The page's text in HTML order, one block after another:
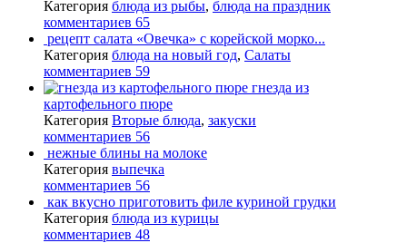
Категория блюда из рыбы, блюда на праздник
комментариев 65
рецепт салата «Овечка» с корейской морко...
Категория блюда на новый год, Салаты
комментариев 59
гнезда из
картофельного пюре
Категория Вторые блюда, закуски
комментариев 56
нежные блины на молоке
Категория выпечка
комментариев 56
как вкусно приготовить филе куриной грудки
Категория блюда из курицы
комментариев 48